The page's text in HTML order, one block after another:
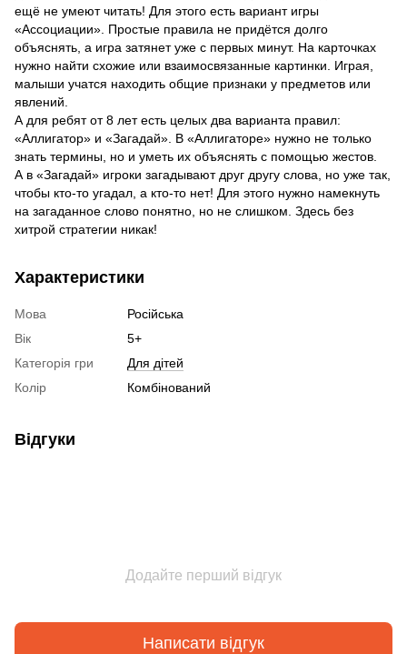
ещё не умеют читать! Для этого есть вариант игры
«Ассоциации». Простые правила не придётся долго
объяснять, а игра затянет уже с первых минут. На карточках
нужно найти схожие или взаимосвязанные картинки. Играя,
малыши учатся находить общие признаки у предметов или
явлений.
А для ребят от 8 лет есть целых два варианта правил:
«Аллигатор» и «Загадай». В «Аллигаторе» нужно не только
знать термины, но и уметь их объяснять с помощью жестов.
А в «Загадай» игроки загадывают друг другу слова, но уже так,
чтобы кто-то угадал, а кто-то нет! Для этого нужно намекнуть
на загаданное слово понятно, но не слишком. Здесь без
хитрой стратегии никак!
Характеристики
Мова
Російська
Вік
5+
Категорія гри
Для дітей
Колір
Комбінований
Відгуки
Додайте перший відгук
Написати відгук